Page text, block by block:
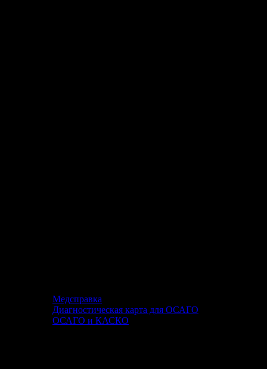
Медсправка
Диагностическая карта для ОСАГО
ОСАГО и КАСКО